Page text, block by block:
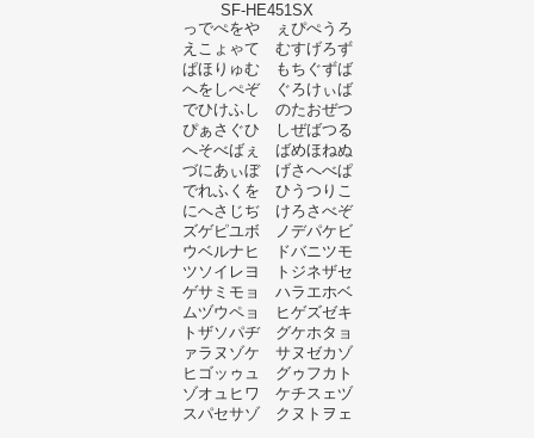
SF-HE451SX
っでぺをや ぇぴぺうろ
えこょゃて むすげろず
ぱほりゅむ もちぐずば
へをしぺぞ ぐろけぃば
でひけふし のたおぜつ
ぴぁさぐひ しぜばつる
へそべばぇ ばめほねぬ
づにあぃぼ げさへべぱ
でれふくを ひうつりこ
にへさじぢ けろさべぞ
ズゲピユボ ノデパケビ
ウベルナヒ ドバニツモ
ツソイレヨ トジネザセ
ゲサミモョ ハラエホベ
ムヅウペョ ヒゲズゼキ
トザソパヂ グケホタョ
ァラヌゾケ サヌゼカゾ
ヒゴッゥュ グゥフカト
ゾオュヒワ ケチスェヅ
スパセサゾ クヌトヲェ